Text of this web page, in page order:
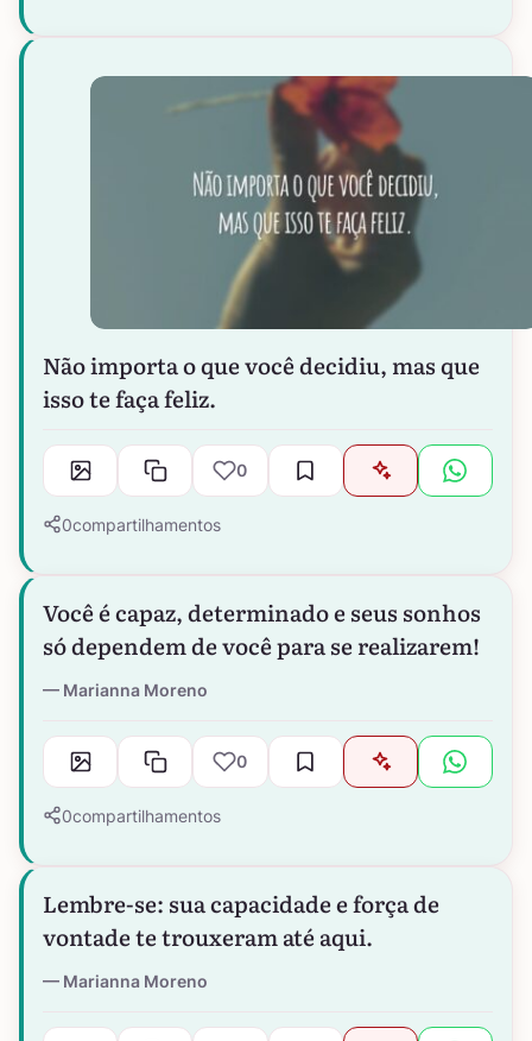
Não importa o que você decidiu, mas que
isso te faça feliz.
0
0compartilhamentos
Você é capaz, determinado e seus sonhos
só dependem de você para se realizarem!
Marianna Moreno
0
0compartilhamentos
Lembre-se: sua capacidade e força de
vontade te trouxeram até aqui.
Marianna Moreno